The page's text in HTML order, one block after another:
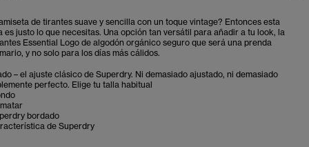
de tirantes suave y sencilla con un toque vintage? Entonces esta
es justo lo que necesitas. Una opción tan versátil para añadir a tu look, la
Essential Logo de algodón orgánico seguro que será una prenda
y no solo para los días más cálidos.
– el ajuste clásico de Superdry. Ni demasiado ajustado, ni demasiado
perfecto. Elige tu talla habitual
bordado
de Superdry